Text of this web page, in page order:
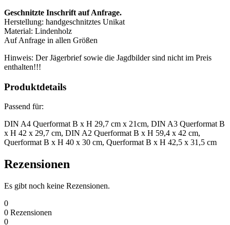
Geschnitzte Inschrift auf Anfrage.
Herstellung: handgeschnitztes Unikat
Material: Lindenholz
Auf Anfrage in allen Größen
Hinweis: Der Jägerbrief sowie die Jagdbilder sind nicht im Preis
enthalten!!!
Produktdetails
Passend für:
DIN A4 Querformat B x H 29,7 cm x 21cm, DIN A3 Querformat B
x H 42 x 29,7 cm, DIN A2 Querformat B x H 59,4 x 42 cm,
Querformat B x H 40 x 30 cm, Querformat B x H 42,5 x 31,5 cm
Rezensionen
Es gibt noch keine Rezensionen.
0
0 Rezensionen
0